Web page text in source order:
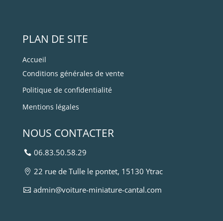
PLAN DE SITE
Accueil
Conditions générales de vente
Politique de confidentialité
Mentions légales
NOUS CONTACTER
06.83.50.58.29
22 rue de Tulle le pontet, 15130 Ytrac
admin@voiture-miniature-cantal.com